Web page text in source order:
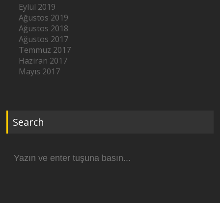
Eylül 2019
Ağustos 2019
Ağustos 2018
Ağustos 2017
Temmuz 2017
Haziran 2017
Mayıs 2017
Search
yap: